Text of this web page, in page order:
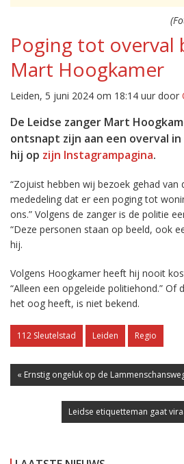
Poging tot overval
Mart Hoogkamer
Leiden, 5 juni 2024 om 18:14 uur door
De Leidse zanger Mart
ontsnapt zijn aan een overval
hij op zijn Instagrampagina.
“Zojuist hebben wij bezoek gehad van
mededeling dat er een poging tot
ons.” Volgens de zanger is de politie
“Deze personen staan op beeld, ook
hij.
Volgens Hoogkamer heeft hij nooit
“Alleen een opgeleide politiehond.” Of
het oog heeft, is niet bekend.
112 Sleutelstad Leiden Regio
« Ernstig ongeluk op de
Leidse etiquetteman gaat